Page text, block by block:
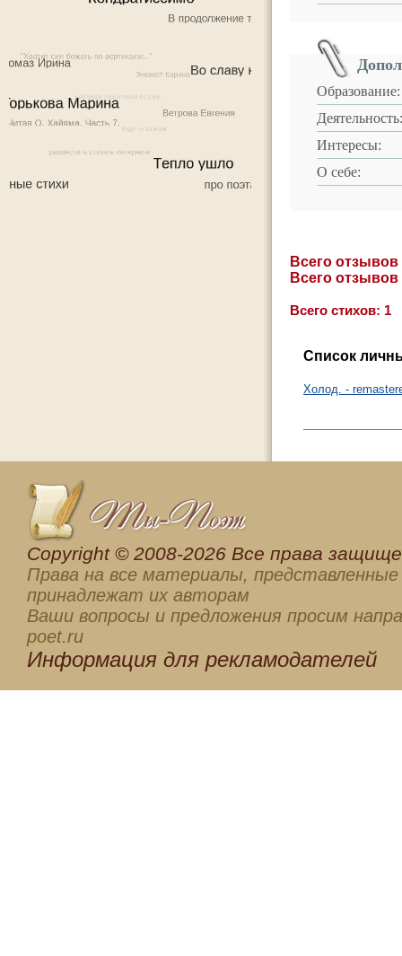
Образование:
Деятельность:
Интересы:
О себе:
Всего
Всего
Всего стихов: 1
Список
Холод. -
Сopyright © 2008-2026 Все права
Права на все материалы, представленные
принадлежат их авторам
Ваши вопросы и предложения просим
poet.ru
Информация для рекламодателей